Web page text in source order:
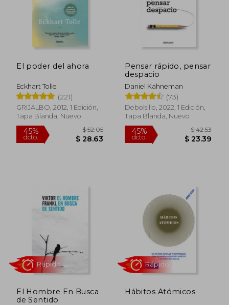
dcto.
El poder del ahora
Eckhart Tolle
(221)
GRIJALBO, 2012, 1 Edición,
Tapa Blanda, Nuevo
45%
Pensar rápido, pensar
despacio
Daniel Kahneman
(73)
Debolsillo, 2022, 1 Edición,
Tapa Blanda, Nuevo
45%
El Hombre En Busca
de Sentido
Hábitos Atómicos